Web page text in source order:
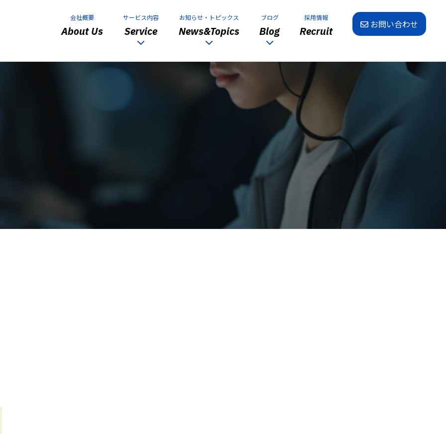
会社概要
About Us
サービス内容
Service
お知らせ・トピックス
News&Topics
ブログ
Blog
採用情報
Recruit
お問い合わせ